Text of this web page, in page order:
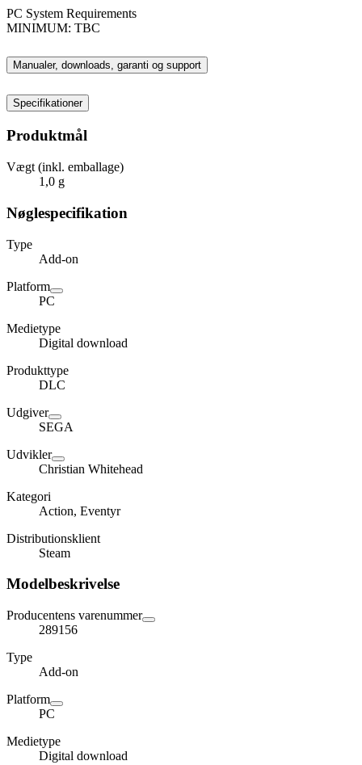
PC System Requirements
MINIMUM: TBC
Manualer, downloads, garanti og support
Specifikationer
Produktmål
Vægt (inkl. emballage)
1,0 g
Nøglespecifikation
Type
Add-on
Platform
PC
Medietype
Digital download
Produkttype
DLC
Udgiver
SEGA
Udvikler
Christian Whitehead
Kategori
Action, Eventyr
Distributionsklient
Steam
Modelbeskrivelse
Producentens varenummer
289156
Type
Add-on
Platform
PC
Medietype
Digital download